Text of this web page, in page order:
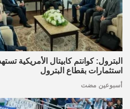
البترول: كوانتم كابيتال الأمريكية
استثمارات بقطاع البترول
أسبوعين مضت